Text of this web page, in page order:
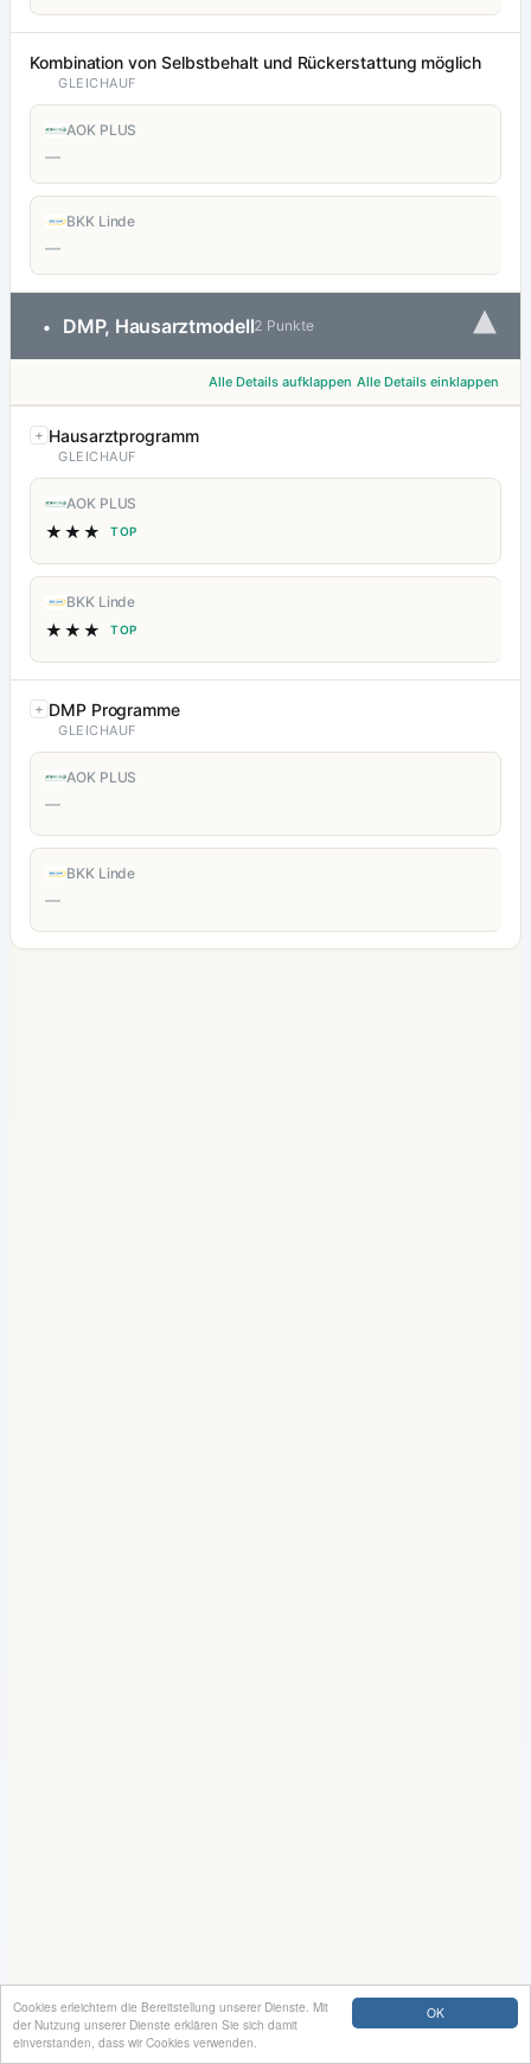
OK
Cookies erleichtern die Bereitstellung unserer Dienste. Mit
der Nutzung unserer Dienste erklären Sie sich damit
einverstanden, dass wir Cookies verwenden.
Kombination von Selbstbehalt und Rückerstattung möglich
GLEICHAUF
AOK PLUS
—
BKK Linde
—
• DMP, Hausarztmodell2 Punkte ▾
Alle Details aufklappen Alle Details einklappen
Hausarztprogramm
GLEICHAUF
AOK PLUS
★★★ TOP
BKK Linde
★★★ TOP
DMP Programme
GLEICHAUF
AOK PLUS
—
BKK Linde
—